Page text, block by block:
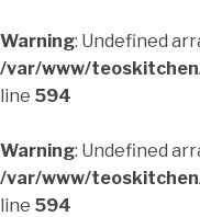
Warning: Undefined
/var/www/
line 594
Warning: Undefined
/var/www/
line 594